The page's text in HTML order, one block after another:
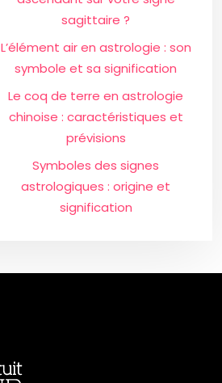
sagittaire ?
L’élément air en astrologie : son
symbole et sa signification
Le coq de terre en astrologie
chinoise : caractéristiques et
prévisions
Symboles des signes
astrologiques : origine et
signification